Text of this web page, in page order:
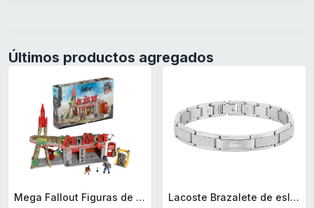
Últimos productos agregados
Mega Fallout Figuras de acción y Juguetes de construcción, Parada de Camiones Red Rocket con 824 Piezas, 2 Personajes articulados y Accesorios, para coleccionistas, HXT00
Lacoste Brazalete de eslabón para Hombre Colección STENCIL de Acero inoxidable